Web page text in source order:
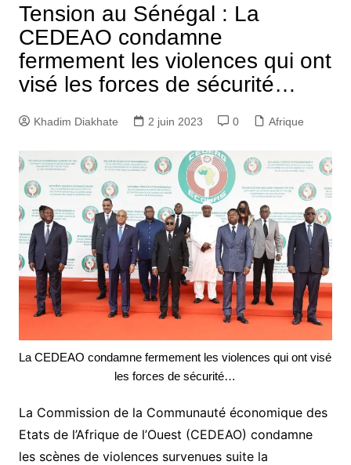
Tension au Sénégal : La
CEDEAO condamne
fermement les violences qui ont
visé les forces de sécurité…
Khadim Diakhate 2 juin 2023 0 Afrique
La CEDEAO condamne fermement les violences qui ont visé
les forces de sécurité…
La Commission de la Communauté économique des
Etats de l’Afrique de l’Ouest (CEDEAO) condamne
les scènes de violences survenues suite la